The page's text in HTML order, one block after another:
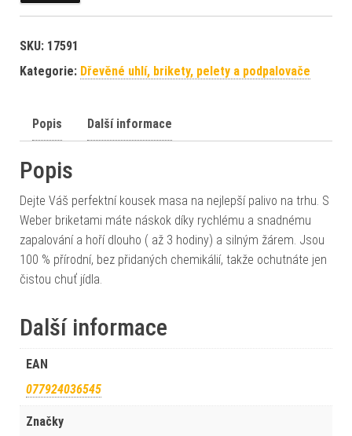
SKU: 17591
Kategorie: Dřevěné uhlí, brikety, pelety a podpalovače
Popis Další informace
Popis
Dejte Váš perfektní kousek masa na nejlepší palivo na trhu. S
Weber briketami máte náskok díky rychlému a snadnému
zapalování a hoří dlouho ( až 3 hodiny) a silným žárem. Jsou
100 % přírodní, bez přidaných chemikálií, takže ochutnáte jen
čistou chuť jídla.
Další informace
EAN
077924036545
Značky